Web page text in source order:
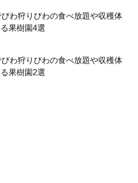
わ狩り びわの食べ放題や収穫体
果樹園4選
わ狩り びわの食べ放題や収穫体
果樹園2選